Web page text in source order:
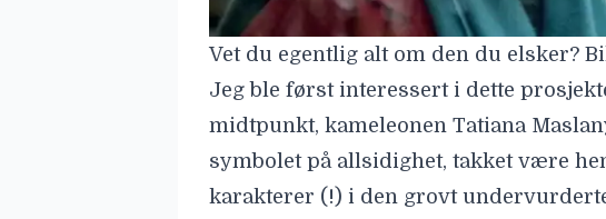
Vet du egentlig alt om den du elsker?
Jeg ble først interessert i dette
midtpunkt, kameleonen Tatiana
symbolet på allsidighet, takket være
karakterer (!) i den grovt